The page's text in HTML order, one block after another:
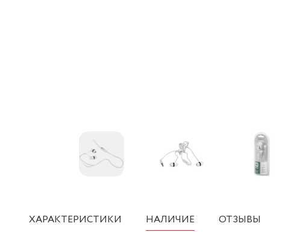
ХАРАКТЕРИСТИКИ НАЛИЧИЕ ОТЗЫВЫ